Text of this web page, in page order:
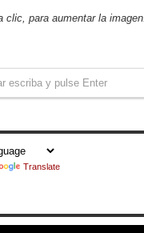
clic, para aumentar la imagen.
Translate